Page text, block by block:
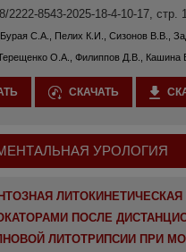
2222-8543-2025-18-4-10-17, стр.
С.А., Пелих К.И., Сизонов В.В.,
О.А., Филиппов Д.В., Кашина
СКАЧАТЬ
УРОЛОГИЯ
ЛИТОКИНЕТИЧЕСКАЯ
ПОСЛЕ
ЛИТОТРИПСИИ ПРИ